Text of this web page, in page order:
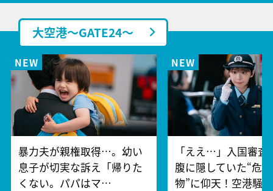
大空港～GATE24～
暴力夫が親権取得…。幼い
息子が切実な訴え「帰りた
くない。パパはマ…
「ええ…」入国審査
腹に隠していた“危
物”に仰天！空港騒